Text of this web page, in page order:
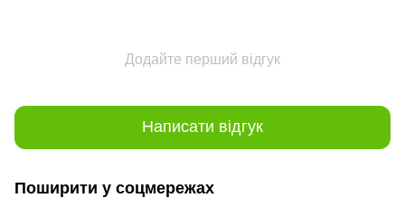
Додайте перший відгук
Написати відгук
Поширити у соцмережах